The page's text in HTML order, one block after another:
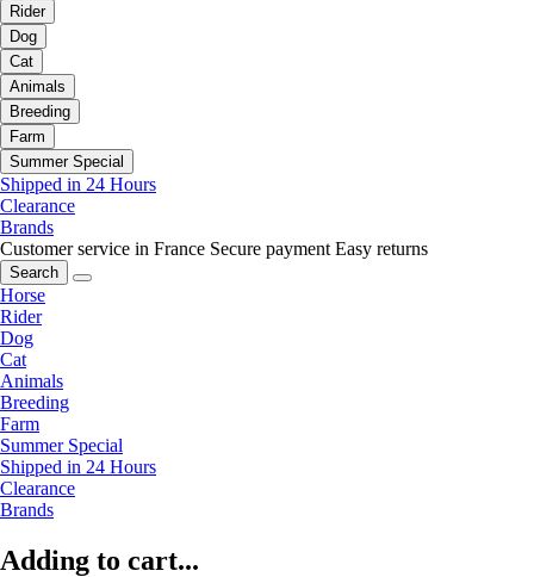
Rider
Dog
Cat
Animals
Breeding
Farm
Summer Special
Shipped in 24 Hours
Clearance
Brands
Customer service in France Secure payment Easy returns
Search
Horse
Rider
Dog
Cat
Animals
Breeding
Farm
Summer Special
Shipped in 24 Hours
Clearance
Brands
Adding to cart...